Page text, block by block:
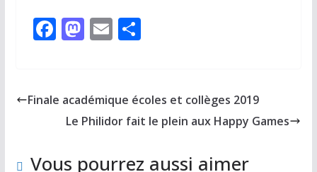
F
b
o
k
M
d
o
E
l
P
g
er
Finale académique écoles et collèges 2019
Le Philidor fait le plein aux Happy Games
Vous pourrez aussi aimer